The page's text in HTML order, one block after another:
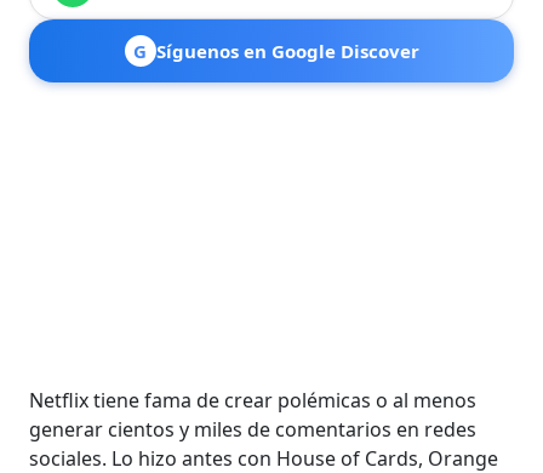
G Síguenos en Google Discover
Netflix tiene fama de crear polémicas o al menos
generar cientos y miles de comentarios en redes
sociales. Lo hizo antes con House of Cards, Orange